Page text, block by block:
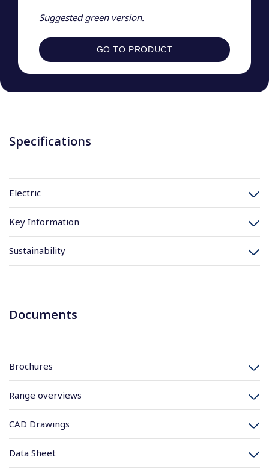
Suggested green version.
GO TO PRODUCT
Specifications
Electric
Key Information
Sustainability
Documents
Brochures
Range overviews
CAD Drawings
Data Sheet